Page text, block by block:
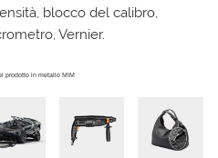
blocco del calibro,
Vernier.
prodotto in metallo MIM